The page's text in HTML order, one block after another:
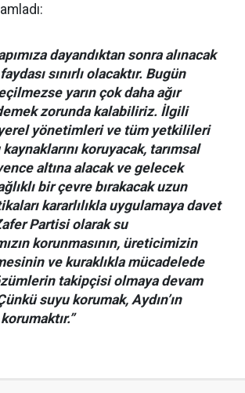
dayandıktan sonra alınacak
sınırlı olacaktır. Bugün
yarın çok daha ağır
zorunda kalabiliriz. İlgili
yönetimleri ve tüm yetkilileri
kaynaklarını koruyacak, tarımsal
altına alacak ve gelecek
bir çevre bırakacak uzun
kararlılıkla uygulamaya davet
Partisi olarak su
korunmasının, üreticimizin
ve kuraklıkla mücadelede
takipçisi olmaya devam
suyu korumak, Aydın’ın